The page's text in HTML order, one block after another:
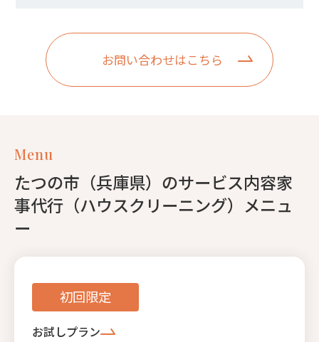
お問い合わせはこちら
Menu
たつの市（兵庫県）のサービス内容家
事代行（ハウスクリーニング）メニュ
ー
初回限定
お試しプラン